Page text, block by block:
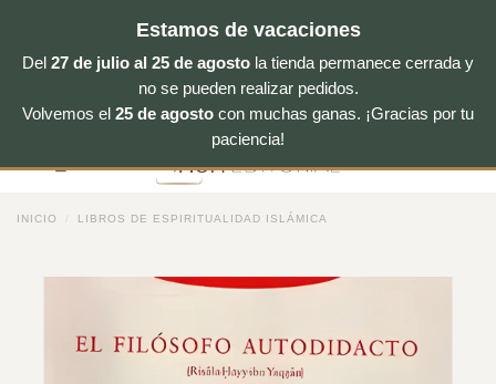
Estamos de vacaciones
Del 27 de julio al 25 de agosto la tienda permanece cerrada y
no se pueden realizar pedidos.
Volvemos el 25 de agosto con muchas ganas. ¡Gracias por tu
paciencia!
INICIO LIBROS DE ESPIRITUALIDAD ISLÁMICA